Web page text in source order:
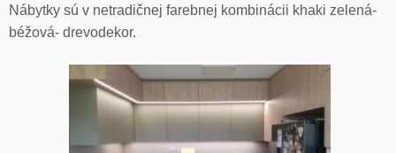
Nábytky sú v netradičnej farebnej kombinácii khaki zelená-
béžová- drevodekor.